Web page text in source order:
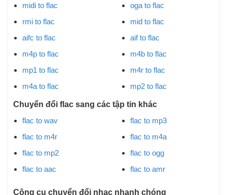
midi to flac
rmi to flac
aifc to flac
m4p to flac
mp1 to flac
m4a to flac
oga to flac
mid to flac
aif to flac
m4b to flac
m4r to flac
mp2 to flac
Chuyển đổi flac sang các tập tin khác
flac to wav
flac to m4r
flac to mp2
flac to aac
flac to mp3
flac to m4a
flac to ogg
flac to amr
Công cụ chuyển đổi nhạc nhanh chóng